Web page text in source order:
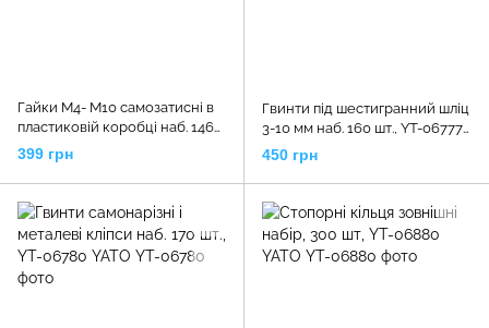
Гайки М4- М10 самозатисні в
пластиковій коробці наб. 146
шт., YT-06774 YATO
399 грн
Гвинти під шестигранний шліц
3-10 мм наб. 160 шт., YT-06777
YATO
450 грн